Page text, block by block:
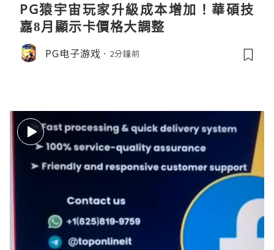
PG猿宇宙玩家升級成本增加！華碩技
嘉8月顯示卡價格大調整
PG电子游戏 2分鐘前